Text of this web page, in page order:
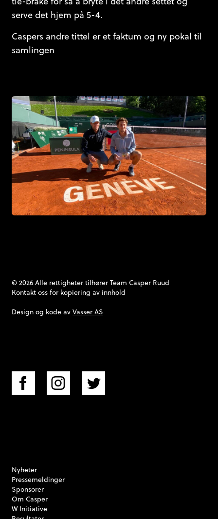
serve det hjem på 5-4.
Caspers andre tittel er et faktum og ny pokal til
samlingen
© 2026 Alle rettigheter tilhører Team Casper Ruud
Kontakt oss for kopiering av innhold
Design og kode av Vasser AS
Nyheter
Pressemeldinger
Sponsorer
Om Casper
W Initiative